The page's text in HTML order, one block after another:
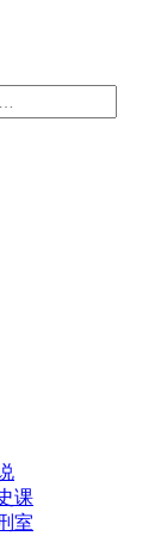
课
室